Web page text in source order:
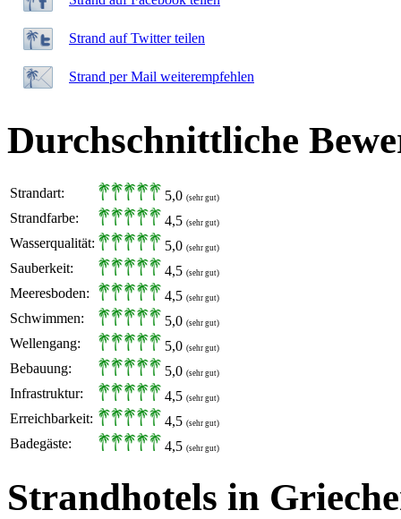
Strand auf Twitter teilen
Strand per Mail weiterempfehlen
Durchschnittliche
Strandart: 5,0 (sehr gut)
Strandfarbe: 4,5 (sehr gut)
Wasserqualität: 5,0 (sehr gut)
Sauberkeit: 4,5 (sehr gut)
Meeresboden: 4,5 (sehr gut)
Schwimmen: 5,0 (sehr gut)
Wellengang: 5,0 (sehr gut)
Bebauung: 5,0 (sehr gut)
Infrastruktur: 4,5 (sehr gut)
Erreichbarkeit: 4,5 (sehr gut)
Badegäste: 4,5 (sehr gut)
Strandhotels in